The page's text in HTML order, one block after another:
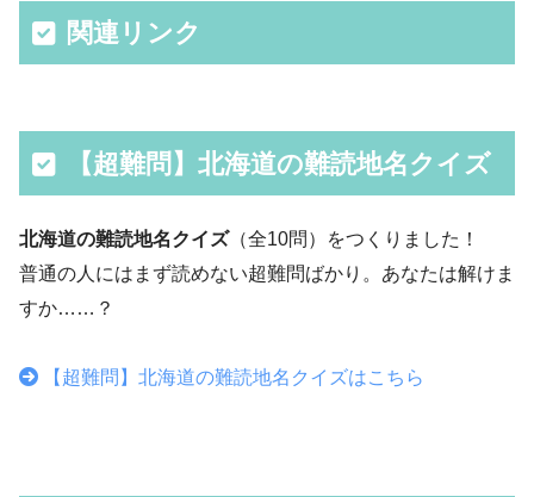
関連リンク
【超難問】北海道の難読地名クイズ
北海道の難読地名クイズ（全10問）をつくりました！
普通の人にはまず読めない超難問ばかり。あなたは解けま
すか……？
【超難問】北海道の難読地名クイズはこちら